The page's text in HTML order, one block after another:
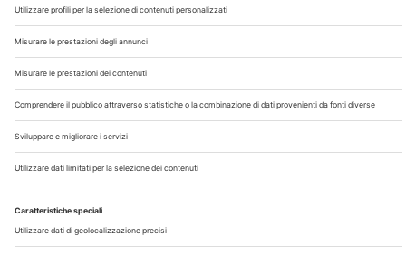
Chi Siamo
Contatti
Note Legali
Privacy
©2026 Edra S.p.a | www.edraspa.it | P.iva 08056040960